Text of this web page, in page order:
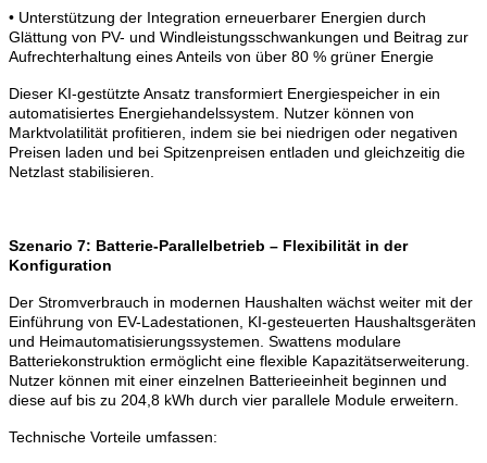
• Unterstützung der Integration erneuerbarer Energien durch
Glättung von PV- und Windleistungsschwankungen und Beitrag zur
Aufrechterhaltung eines Anteils von über 80 % grüner Energie
Dieser KI-gestützte Ansatz transformiert Energiespeicher in ein
automatisiertes Energiehandelssystem. Nutzer können von
Marktvolatilität profitieren, indem sie bei niedrigen oder negativen
Preisen laden und bei Spitzenpreisen entladen und gleichzeitig die
Netzlast stabilisieren.
Szenario 7: Batterie-Parallelbetrieb – Flexibilität in der
Konfiguration
Der Stromverbrauch in modernen Haushalten wächst weiter mit der
Einführung von EV-Ladestationen, KI-gesteuerten Haushaltsgeräten
und Heimautomatisierungssystemen. Swattens modulare
Batteriekonstruktion ermöglicht eine flexible Kapazitätserweiterung.
Nutzer können mit einer einzelnen Batterieeinheit beginnen und
diese auf bis zu 204,8 kWh durch vier parallele Module erweitern.
Technische Vorteile umfassen: